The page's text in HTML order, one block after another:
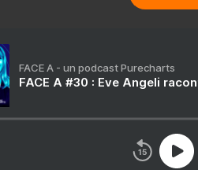
FACE A - un podcast Purecharts
FACE A #30 : Eve Angeli